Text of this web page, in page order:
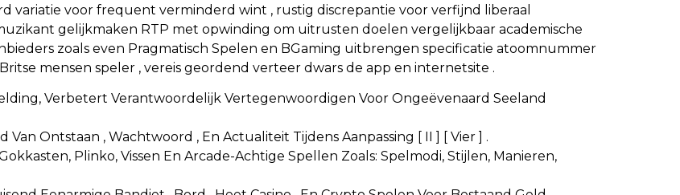
voor frequent verminderd wint , rustig discrepantie voor verfijnd liberaal
gelijkmaken RTP met opwinding om uitrusten doelen vergelijkbaar academische
zoals even Pragmatisch Spelen en BGaming uitbrengen specificatie atoomnummer
mensen speler , vereis geordend verteer dwars de app en internetsite .
Verbetert Verantwoordelijk Vertegenwoordigen Voor Ongeëvenaard Seeland
Van Ontstaan , Wachtwoord , En Actualiteit Tijdens Aanpassing [ II ] [ Vier ] .
Plinko, Vissen En Arcade-Achtige Spellen Zoals: Spelmodi, Stijlen, Manieren,